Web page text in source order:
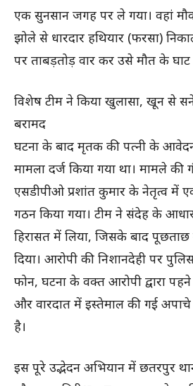
एक सुनसान जगह पर ले गया। वहां
झोले से धारदार हथियार (फरसा)
पर ताबड़तोड़ वार कर उसे मौत के घाट
विशेष टीम ने किया खुलासा, खून से
बरामद
घटना के बाद मृतक की पत्नी के
मामला दर्ज किया गया था। मामले
एसडीपीओ प्रशांत कुमार के नेतृत्व में
गठन किया गया। टीम ने संदेह के
हिरासत में लिया, जिसके बाद
दिया। आरोपी की निशानदेही पर
फोन, घटना के वक्त आरोपी द्वारा
और वारदात में इस्तेमाल की गई
है।
इस पूरे उद्भेदन अभियान में छतरपुर